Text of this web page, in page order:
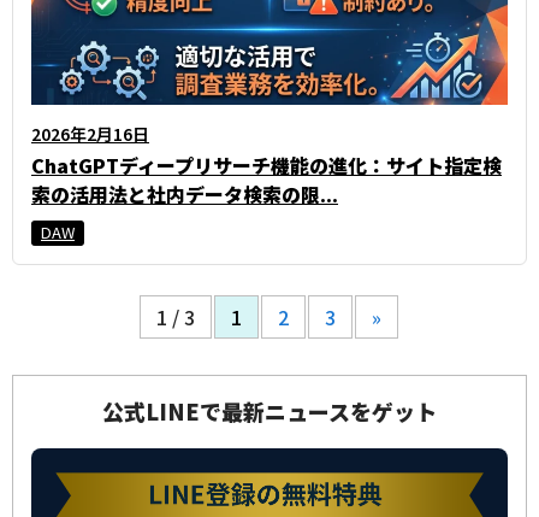
2026年2月16日
ChatGPTディープリサーチ機能の進化：サイト指定検
索の活用法と社内データ検索の限...
DAW
1 / 3 1 2 3 »
公式LINEで最新ニュースをゲット